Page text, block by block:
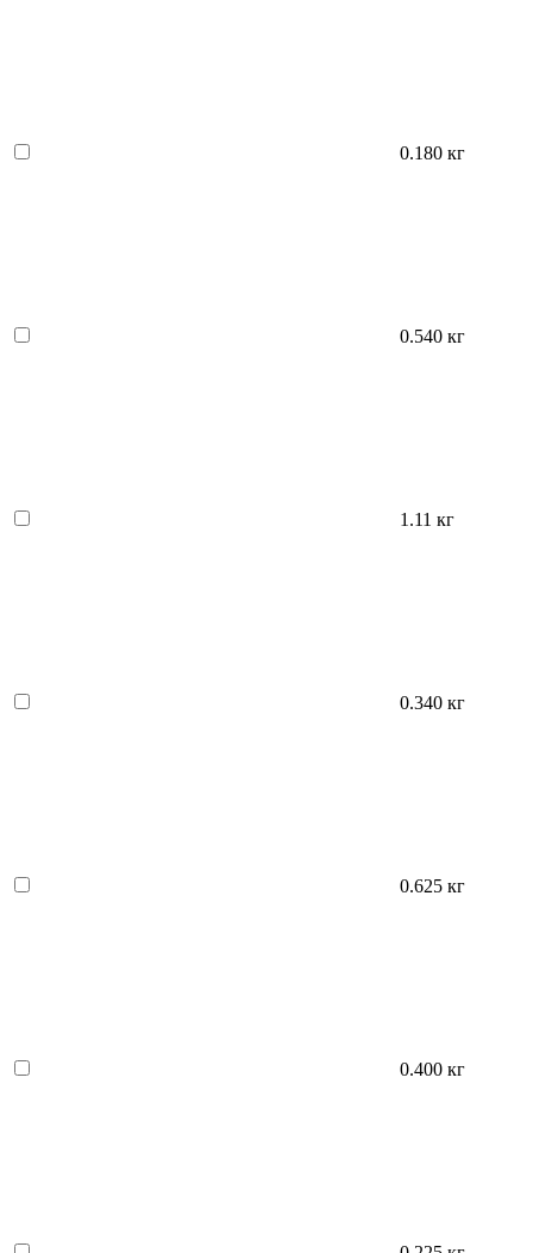
0.180 кг
0.540 кг
1.11 кг
0.340 кг
0.625 кг
0.400 кг